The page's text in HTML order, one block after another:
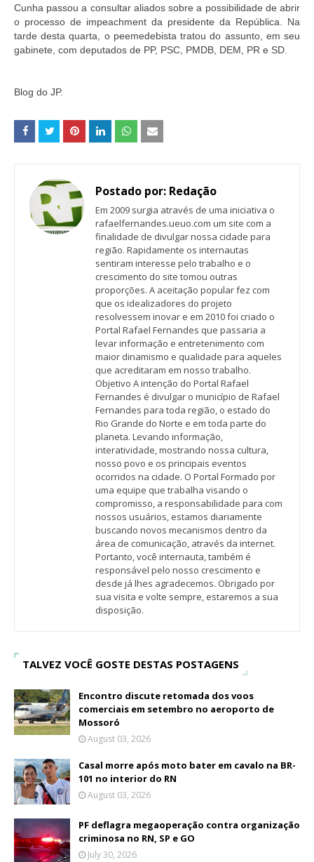
Cunha passou a consultar aliados sobre a possibilidade de abrir
o processo de impeachment da presidente da República. Na
tarde desta quarta, o peemedebista tratou do assunto, em seu
gabinete, com deputados de PP, PSC, PMDB, DEM, PR e SD.
Blog do JP.
Postado por: Redação
Em 2009 surgia através de uma iniciativa o
rafaelfernandes.ueuo.com um site com a
finalidade de divulgar nossa cidade para
região. Rapidamente os internautas
sentiram interesse pelo trabalho e o
crescimento do site tomou outras
proporções. A aceitação popular fez com
que os idealizadores do projeto
resolvessem inovar e em 2010 foi criado o
Portal Rafael Fernandes que passaria a
levar informação e entretenimento com
maior dinamismo e qualidade para aqueles
que acreditaram em nosso trabalho.
Objetivo A intenção do Portal Rafael
Fernandes é divulgar o município de Rafael
Fernandes para toda região, o estado do
Rio Grande do Norte e em toda parte do
planeta. Levando informação,
interatividade, mostrando nossa cultura,
nosso povo e os principais eventos
ocorridos na cidade. O Portal Formado por
uma equipe que trabalha visando o
compromisso, a responsabilidade para com
nossos usuários, estamos diariamente
buscando novos mecanismos dentro da
área de comunicação, através da internet.
Portanto, você internauta, também é
responsável pelo nosso crescimento e
desde já lhes agradecemos. Obrigado por
sua visita e volte sempre, estaremos a sua
disposição.
TALVEZ VOCÊ GOSTE DESTAS POSTAGENS
Encontro discute retomada dos voos
comerciais em setembro no aeroporto de
Mossoró
August 03, 2026
Casal morre após moto bater em cavalo na BR-
101 no interior do RN
August 03, 2026
PF deflagra megaoperação contra organização
criminosa no RN, SP e GO
July 30, 2026